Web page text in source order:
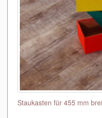
Staukasten für 455 mm